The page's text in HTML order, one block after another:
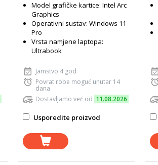
Model grafičke kartice: Intel Arc
Graphics
Operativni sustav: Windows 11
Pro
Vrsta namjene laptopa:
Ultrabook
Jamstvo:4 god
Povrat robe moguć unutar 14
dana
Dostavljamo već od 11.08.2026
Usporedite proizvod